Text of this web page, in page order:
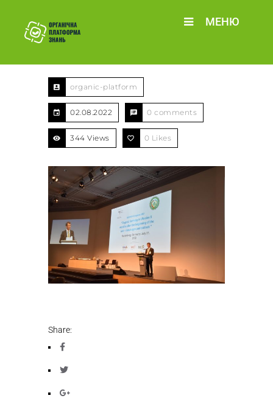
МЕНЮ
organic-platform
02.08.2022 0 comments
344 Views 0 Likes
Share: